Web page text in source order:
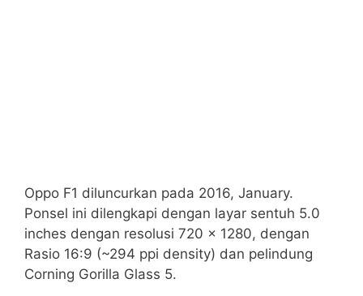
Oppo F1 diluncurkan pada 2016, January.
Ponsel ini dilengkapi dengan layar sentuh 5.0
inches dengan resolusi 720 x 1280, dengan
Rasio 16:9 (~294 ppi density) dan pelindung
Corning Gorilla Glass 5.